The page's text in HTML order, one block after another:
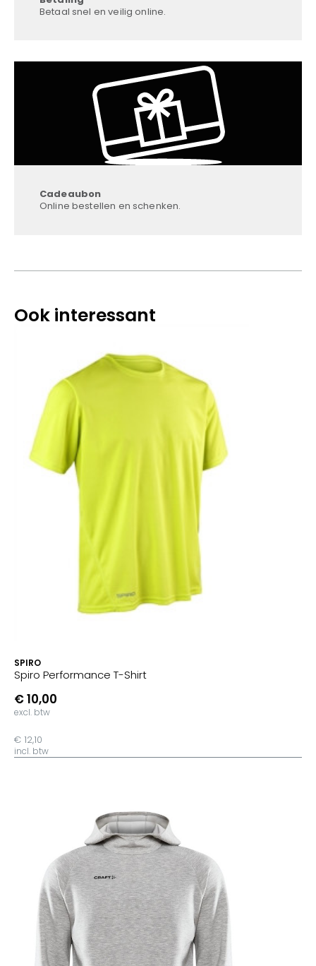
Betaal snel en veilig online.
Cadeaubon
Online bestellen en schenken.
Ook interessant
SPIRO
Spiro Performance T-Shirt
€ 10,00
excl. btw
€ 12,10
incl. btw